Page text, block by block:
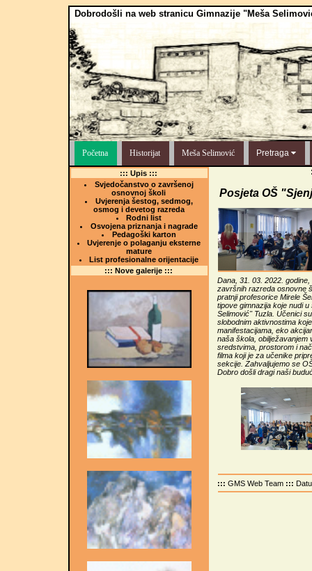
Dobrodošli na web stranicu Gimnazije "Meša
Početna Historijat Meša Selimović Pretraga
::: Upis :::
Svjedočanstvo o završenoj
osnovnoj školi
Uvjerenja šestog, sedmog,
osmog i devetog razreda
Rodni list
Osvojena priznanja i nagrade
Pedagoški karton
Uvjerenje o polaganju eksterne
mature
List profesionalne orijentacije
::: Nove galerije :::
Posjeta OŠ
Dana, 31. 03. 2022.
završnih razreda osnovne
pratnji profesorice Mirele
tipove gimnazija koje nudi
Selimović" Tuzla. Učenici
slobodnim aktivnostima
manifestacijama, eko
naša škola, obilježavanjem
sredstvima, prostorom i
filma koji je za učenike
sekcije. Zahvaljujemo se
Dobro došli dragi naši
:::GMS Web Team :::